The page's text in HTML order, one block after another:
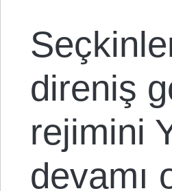
direniş
rejimini
devamı